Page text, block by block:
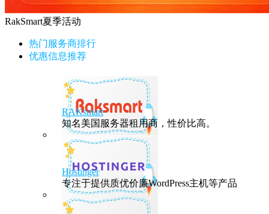
RakSmart夏季活动
热门服务商排行
优惠信息推荐
RAKsmart
知名美国服务器租用商，性价比高。
Hostinger
专注于提供质优价廉WordPress主机等产品